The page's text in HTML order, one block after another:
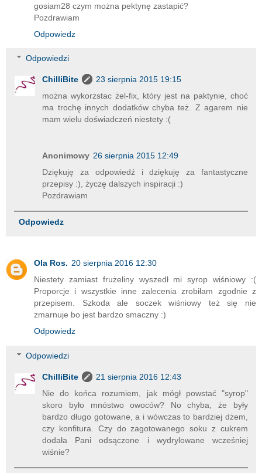
gosiam28 czym można pektynę zastapić?
Pozdrawiam
Odpowiedz
Odpowiedzi
ChilliBite
23 sierpnia 2015 19:15
można wykorzstac żel-fix, który jest na paktynie, choć
ma trochę innych dodatków chyba też. Z agarem nie
mam wielu doświadczeń niestety :(
Anonimowy 26 sierpnia 2015 12:49
Dziękuję za odpowiedź i dziękuję za fantastyczne
przepisy :), życzę dalszych inspiracji :)
Pozdrawiam
Odpowiedz
Ola Ros. 20 sierpnia 2016 12:30
Niestety zamiast frużeliny wyszedł mi syrop wiśniowy :(
Proporcje i wszystkie inne zalecenia zrobiłam zgodnie z
przepisem. Szkoda ale soczek wiśniowy też się nie
zmarnuje bo jest bardzo smaczny :)
Odpowiedz
Odpowiedzi
ChilliBite
21 sierpnia 2016 12:43
Nie do końca rozumiem, jak mógł powstać "syrop"
skoro było mnóstwo owoców? No chyba, że były
bardzo długo gotowane, a i wówczas to bardziej dżem,
czy konfitura. Czy do zagotowanego soku z cukrem
dodała Pani odsączone i wydrylowane wcześniej
wiśnie?